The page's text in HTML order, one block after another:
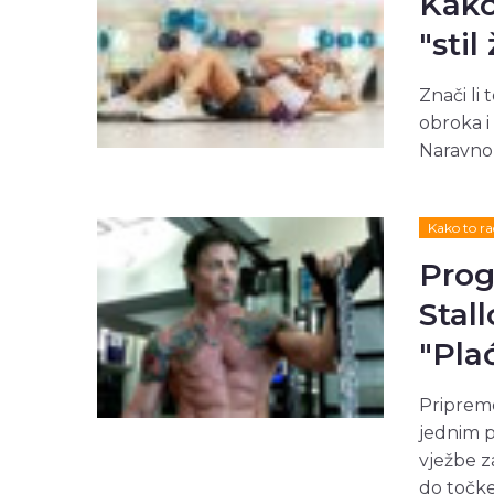
"stil
Znači li
obroka
Kako to
jednim
vježbe
do